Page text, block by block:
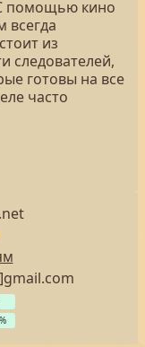
помощью кино
всегда
из
следователей,
готовы на все
часто